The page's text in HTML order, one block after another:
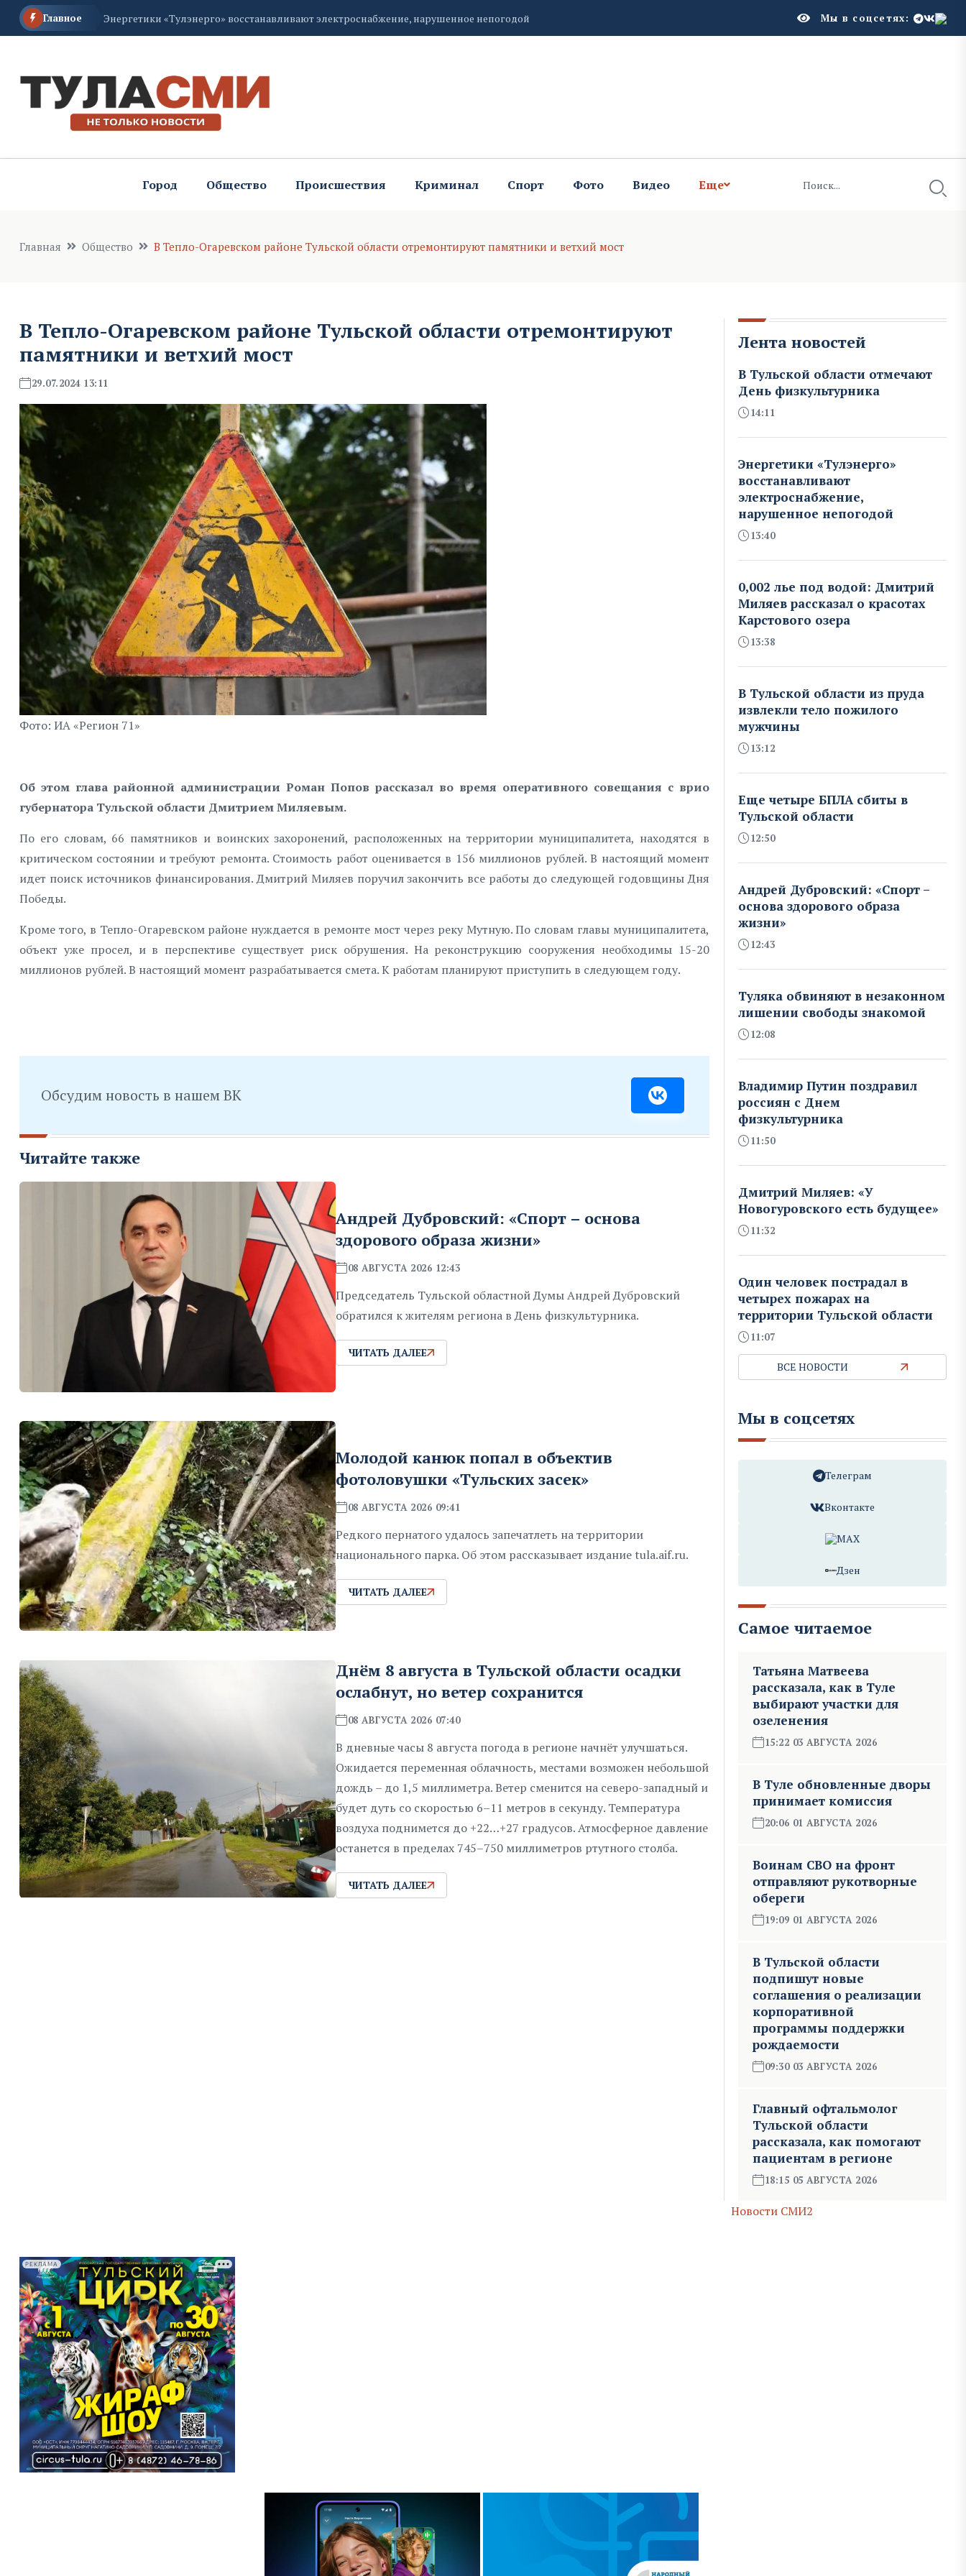
Главное Энергетики «Тулэнерго» восстанавливают электроснабжение, нарушенное непогодой
В Тульской области отмечают День физкультурника
Мы в соцсетях:
Город Общество Происшествия Криминал Спорт Фото Видео Еще
Главная Общество В Тепло-Огаревском районе Тульской области отремонтируют памятники и ветхий мост
В Тепло-Огаревском районе Тульской области отремонтируют
памятники и ветхий мост
29.07.2024 13:11
Фото: ИА «Регион 71»
Об этом глава районной администрации Роман Попов рассказал во время оперативного совещания с врио
губернатора Тульской области Дмитрием Миляевым.
По его словам, 66 памятников и воинских захоронений, расположенных на территории муниципалитета, находятся в
критическом состоянии и требуют ремонта. Стоимость работ оценивается в 156 миллионов рублей. В настоящий момент
идет поиск источников финансирования. Дмитрий Миляев поручил закончить все работы до следующей годовщины Дня
Победы.
Кроме того, в Тепло-Огаревском районе нуждается в ремонте мост через реку Мутную. По словам главы муниципалитета,
объект уже просел, и в перспективе существует риск обрушения. На реконструкцию сооружения необходимы 15-20
миллионов рублей. В настоящий момент разрабатывается смета. К работам планируют приступить в следующем году.
Обсудим новость в нашем ВК
Читайте также
Андрей Дубровский: «Спорт – основа
здорового образа жизни»
08 АВГУСТА 2026 12:43
Председатель Тульской областной Думы Андрей Дубровский
обратился к жителям региона в День физкультурника.
ЧИТАТЬ ДАЛЕЕ
Молодой канюк попал в объектив
фотоловушки «Тульских засек»
08 АВГУСТА 2026 09:41
Редкого пернатого удалось запечатлеть на территории
национального парка. Об этом рассказывает издание tula.aif.ru.
ЧИТАТЬ ДАЛЕЕ
Днём 8 августа в Тульской области осадки
ослабнут, но ветер сохранится
08 АВГУСТА 2026 07:40
В дневные часы 8 августа погода в регионе начнёт улучшаться.
Ожидается переменная облачность, местами возможен небольшой
дождь – до 1,5 миллиметра. Ветер сменится на северо-западный и
будет дуть со скоростью 6–11 метров в секунду. Температура
воздуха поднимется до +22…+27 градусов. Атмосферное давление
останется в пределах 745–750 миллиметров ртутного столба.
ЧИТАТЬ ДАЛЕЕ
Лента новостей
В Тульской области отмечают
День физкультурника
14:11
Энергетики «Тулэнерго»
восстанавливают
электроснабжение,
нарушенное непогодой
13:40
0,002 лье под водой: Дмитрий
Миляев рассказал о красотах
Карстового озера
13:38
В Тульской области из пруда
извлекли тело пожилого
мужчины
13:12
Еще четыре БПЛА сбиты в
Тульской области
12:50
Андрей Дубровский: «Спорт –
основа здорового образа
жизни»
12:43
Туляка обвиняют в незаконном
лишении свободы знакомой
12:08
Владимир Путин поздравил
россиян с Днем
физкультурника
11:50
Дмитрий Миляев: «У
Новогуровского есть будущее»
11:32
Один человек пострадал в
четырех пожарах на
территории Тульской области
11:07
ВСЕ НОВОСТИ
Мы в соцсетях
Телеграм
Вконтакте
MAX
Дзен
Самое читаемое
Татьяна Матвеева
рассказала, как в Туле
выбирают участки для
озеленения
15:22 03 АВГУСТА 2026
В Туле обновленные дворы
принимает комиссия
20:06 01 АВГУСТА 2026
Воинам СВО на фронт
отправляют рукотворные
обереги
19:09 01 АВГУСТА 2026
В Тульской области
подпишут новые
соглашения о реализации
корпоративной
программы поддержки
рождаемости
09:30 03 АВГУСТА 2026
Главный офтальмолог
Тульской области
рассказала, как помогают
пациентам в регионе
18:15 05 АВГУСТА 2026
Новости СМИ2
РЕКЛАМА